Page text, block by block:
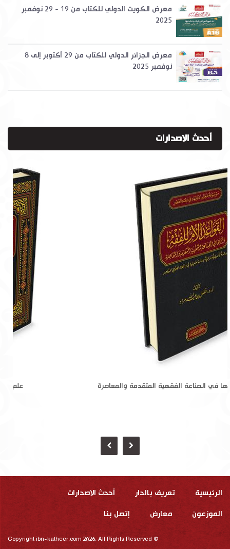
معرض الكويت الدولي للكتاب من 19 - 29 نوفمبر
2025
معرض الجزائر الدولي للكتاب من 29 أكتوبر إلى 8
نوفمبر 2025
أحدث الاصدارات
القواعد الأم للفقه وأثرها في الصناعة الفقهية المتقدمة والمعاصرة
الرئيسية تعريف بالدار أحدث الاصدارات
الموزعون معارض إتصل بنا
Copyright ibn-katheer.com 2026. All Rights Reserved ©